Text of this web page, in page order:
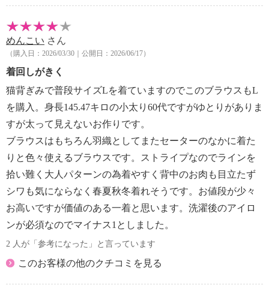
めんこい さん
（購入日：2026/03/30｜公開日：2026/06/17）
着回しがきく
猫背ぎみで普段サイズLを着ていますのでこのブラウスもL
を購入。身長145.47キロの小太り60代ですがゆとりがありま
すが太って見えないお作りです。
ブラウスはもちろん羽織としてまたセーターのなかに着た
りと色々使えるブラウスです。ストライプなのでラインを
拾い難く大人パターンの為着やすく背中のお肉も目立たず
シワも気にならなく春夏秋冬着れそうです。お値段が少々
お高いですが価値のある一着と思います。洗濯後のアイロ
ンが必須なのでマイナス1としました。
2 人が「参考になった」と言っています
このお客様の他のクチコミを見る